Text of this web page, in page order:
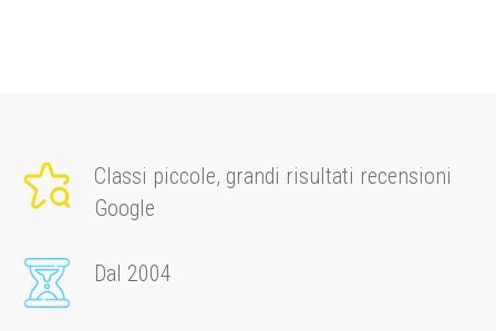
Classi piccole, grandi risultati recensioni
Google
Dal 2004